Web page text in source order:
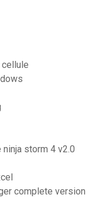
cellule
storm 4 v2.0
complete version